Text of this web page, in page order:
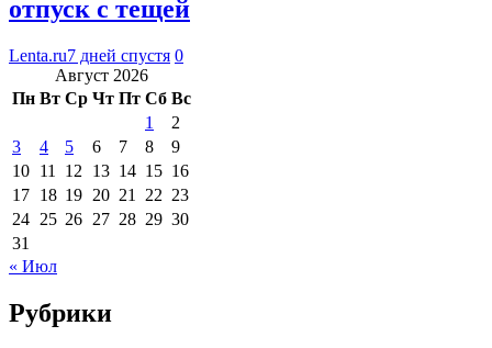
отпуск с тещей
Lenta.ru7 дней спустя 0
Август 2026
Пн Вт Ср Чт Пт Сб Вс
1
2
3
4 5 6 7 8
9
10 11 12 13 14 15 16
17 18 19 20 21 22 23
24 25 26 27 28 29 30
31
« Июл
Рубрики